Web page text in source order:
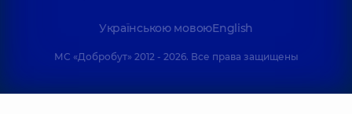
Українською мовоюEnglish
МС «Добробут» 2012 - 2026. Все права защищены